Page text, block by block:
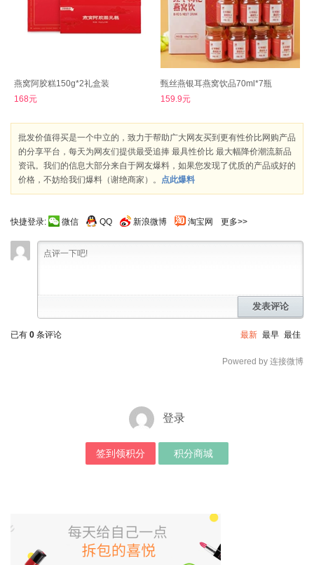
燕窝阿胶糕150g*2礼盒装
168元
甄丝燕银耳燕窝饮品70ml*7瓶
159.9元
批发价值得买是一个中立的，致力于帮助广大网友买到更有性价比网购产品
的分享平台，每天为网友们提供最受追捧 最具性价比 最大幅降价潮流新品
资讯。我们的信息大部分来自于网友爆料，如果您发现了优质的产品或好的
价格，不妨给我们爆料（谢绝商家）。
点此爆料
快捷登录: 微信 QQ 新浪微博 淘宝网 更多>>
发表评论
已有 0 条评论 最新 最早 最佳
Powered by 连接微博
登录
签到领积分 积分商城